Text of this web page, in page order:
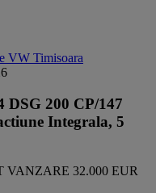
200 CP/147
Integrala, 5
VANZARE 32.000 EUR